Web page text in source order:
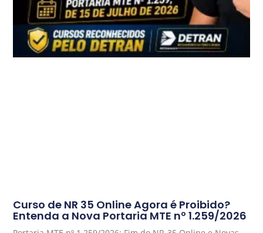
Curso de NR 35 Online Agora é Proibido?
Entenda a Nova Portaria MTE nº 1.259/2026